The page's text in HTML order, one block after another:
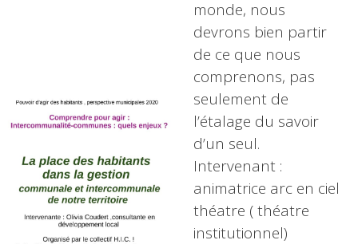
monde, nous
devrons bien partir
de ce que nous
comprenons, pas
seulement de
l’étalage du savoir
d’un seul.
Intervenant :
animatrice arc en ciel
théatre ( théatre
institutionnel)